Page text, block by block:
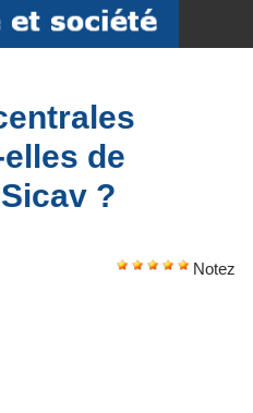
de
?
Notez